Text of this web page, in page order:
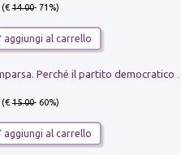
(€14.00- 71%)
aggiungi al carrello
(€15.00- 60%)
aggiungi al carrello